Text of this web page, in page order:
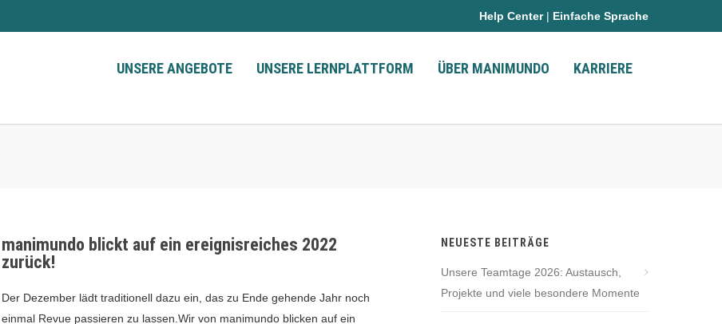
Help Center| Einfache Sprache
UNSERE ANGEBOTE UNSERE LERNPLATTFORM ÜBER MANIMUNDO KARRIERE
manimundo blickt auf ein ereignisreiches 2022
zurück!
Der Dezember lädt traditionell dazu ein, das zu Ende gehende Jahr noch
einmal Revue passieren zu lassen.Wir von manimundo blicken auf ein
NEUESTE BEITRÄGE
Unsere Teamtage 2026: Austausch,
Projekte und viele besondere Momente